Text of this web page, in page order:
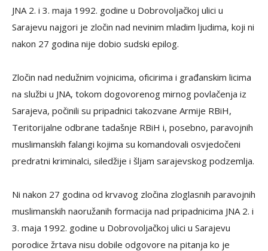
JNA 2. i 3. maja 1992. godine u Dobrovoljačkoj ulici u
Sarajevu najgori je zločin nad nevinim mladim ljudima, koji ni
nakon 27 godina nije dobio sudski epilog.
Zločin nad nedužnim vojnicima, oficirima i građanskim licima
na službi u JNA, tokom dogovorenog mirnog povlačenja iz
Sarajeva, počinili su pripadnici takozvane Armije RBiH,
Teritorijalne odbrane tadašnje RBiH i, posebno, paravojnih
muslimanskih falangi kojima su komandovali osvjedočeni
predratni kriminalci, siledžije i šljam sarajevskog podzemlja.
Ni nakon 27 godina od krvavog zločina zloglasnih paravojnih
muslimanskih naoružanih formacija nad pripadnicima JNA 2. i
3. maja 1992. godine u Dobrovoljačkoj ulici u Sarajevu
porodice žrtava nisu dobile odgovore na pitanja ko je